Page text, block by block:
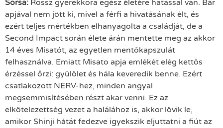
Sorsa: Rossz gyerekkora egész életére hatással van. Bár
apjával nem jött ki, mivel a férfi a hivatásának élt, és
ezért teljes mértékben elhanyagolta a családját, de a
Second Impact során élete árán mentette meg az akkor
14 éves Misatót, az egyetlen mentőkapszulát
felhasználva. Emiatt Misato apja emlékét elég kettős
érzéssel őrzi: gyűlölet és hála keveredik benne. Ezért
csatlakozott NERV-hez, minden angyal
megsemmisítésében részt akar venni. Ez az
elkötelezettség vezet a halálához is, akkor lövik le,
amikor Shinji hátát fedezve igyekszik eljuttatni a fiút az